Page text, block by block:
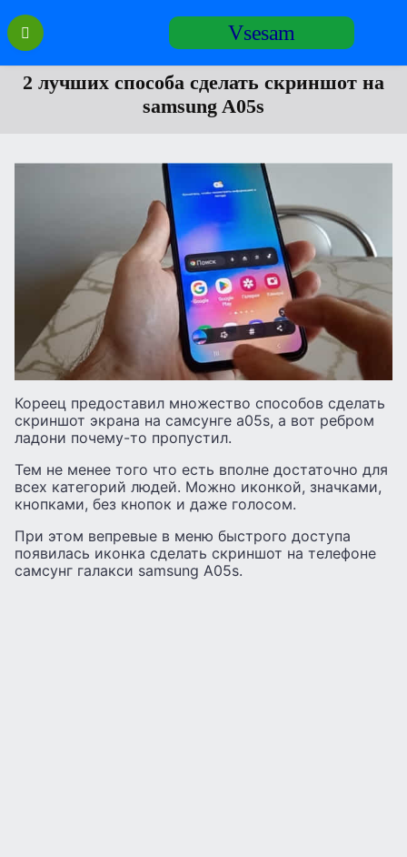
Перейти
содержанию
Vsesam
2 лучших способа сделать скриншот на
samsung A05s
Кореец предоставил множество способов сделать
скриншот экрана на самсунге а05s, а вот ребром
ладони почему-то пропустил.
Тем не менее того что есть вполне достаточно для
всех категорий людей. Можно иконкой, значками,
кнопками, без кнопок и даже голосом.
При этом вепревые в меню быстрого доступа
появилась иконка сделать скриншот на телефоне
самсунг галакси samsung A05s.